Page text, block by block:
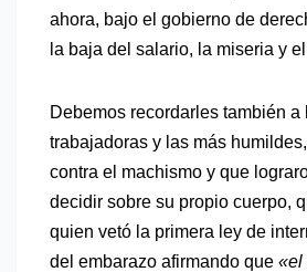
ahora, bajo el gobierno de
la baja del salario, la miseria y
Debemos recordarles también a
trabajadoras y las más
contra el machismo y que
decidir sobre su propio cuerpo,
quien vetó la primera ley de
del embarazo afirmando que «el